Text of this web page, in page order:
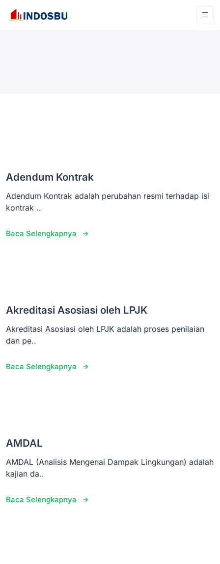
Adendum Kontrak
Adendum Kontrak adalah perubahan resmi terhadap isi
kontrak ..
Baca Selengkapnya
Akreditasi Asosiasi oleh LPJK
Akreditasi Asosiasi oleh LPJK adalah proses penilaian
dan pe..
Baca Selengkapnya
AMDAL
AMDAL (Analisis Mengenai Dampak Lingkungan) adalah
kajian da..
Baca Selengkapnya